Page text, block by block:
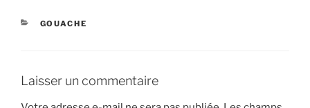
CATÉGORIES
GOUACHE
Laisser un commentaire